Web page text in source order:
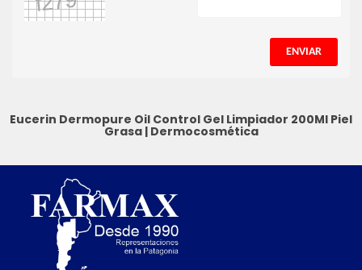
ENVIAR
Eucerin Dermopure Oil Control Gel Limpiador 200Ml Piel
Grasa| Dermocosmética